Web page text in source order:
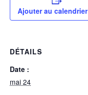
Ajouter au calendrier
DÉTAILS
Date :
mai 24